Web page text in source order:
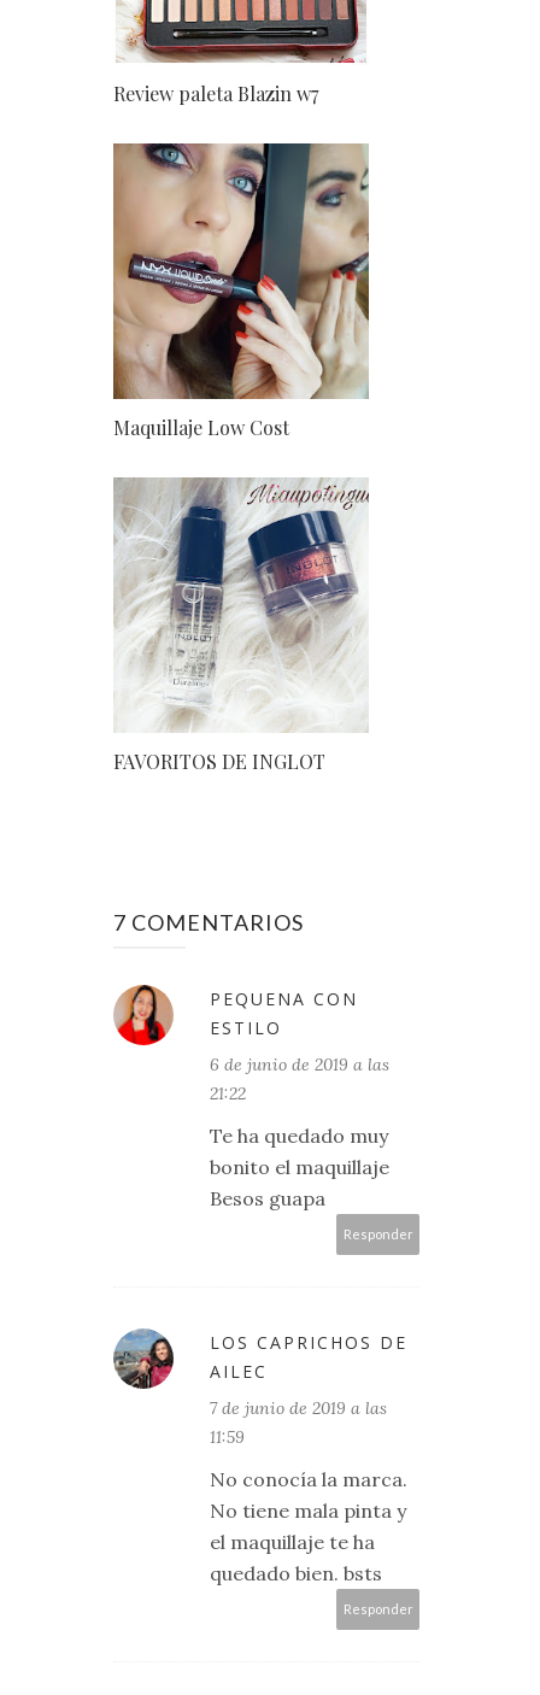
Review paleta Blazin w7
Maquillaje Low Cost
FAVORITOS DE INGLOT
7 COMENTARIOS
PEQUENA CON
ESTILO
6 de junio de 2019 a las
21:22
Te ha quedado muy
bonito el maquillaje
Besos guapa
Responder
LOS CAPRICHOS DE
AILEC
7 de junio de 2019 a las
11:59
No conocía la marca.
No tiene mala pinta y
el maquillaje te ha
quedado bien. bsts
Responder